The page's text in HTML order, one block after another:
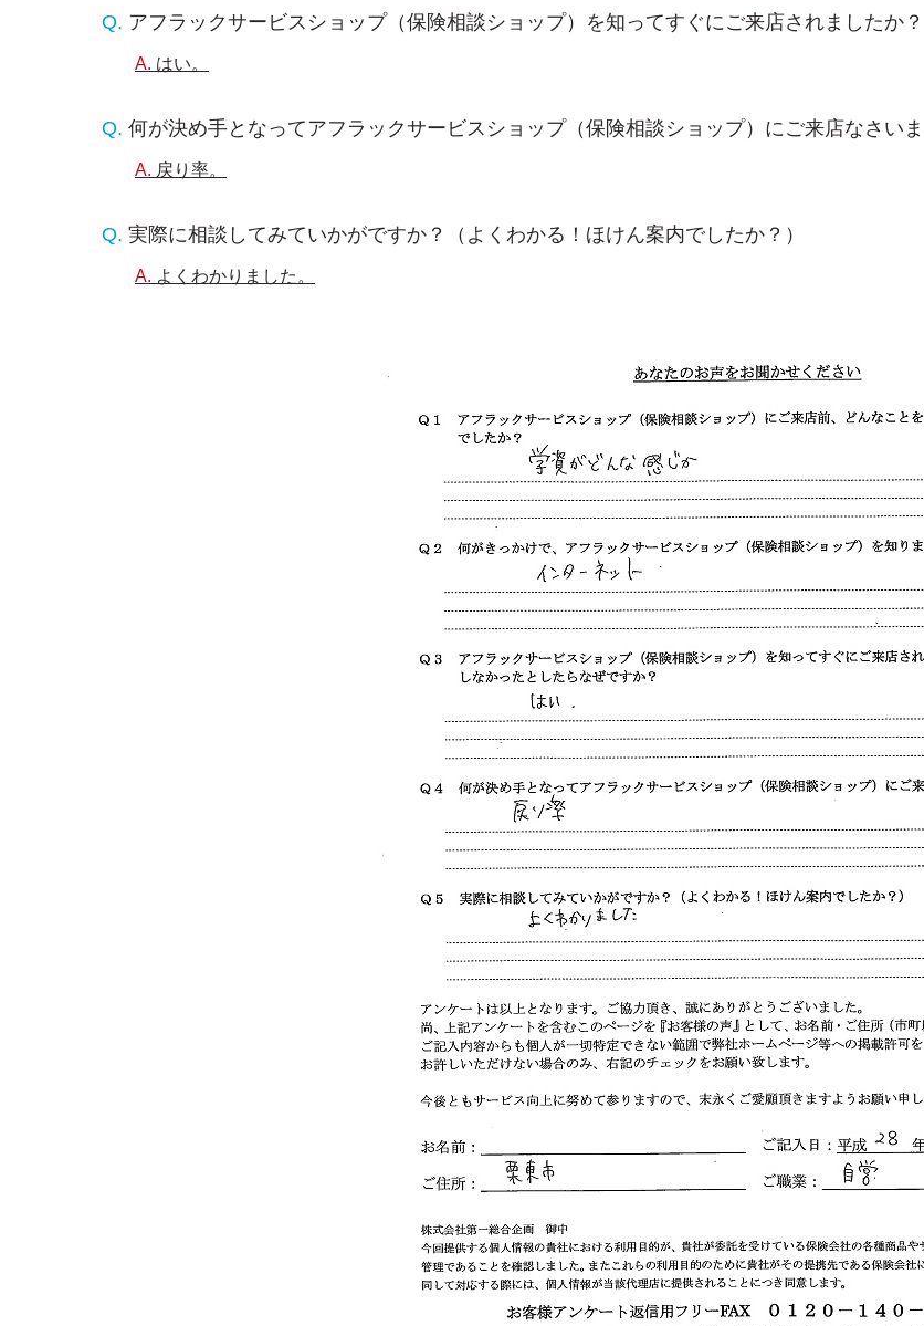
アフラックサービスショップ（保険相談ショップ）を知ってすぐにご来店されましたか
はい。
何が決め手となってアフラックサービスショップ（保険相談ショップ）にご来店なさい
戻り率。
実際に相談してみていかがですか？（よくわかる！ほけん案内でしたか？）
よくわかりました。